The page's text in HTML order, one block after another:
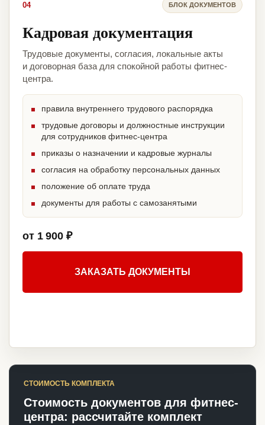
04 БЛОК ДОКУМЕНТОВ
Кадровая документация
Трудовые документы, согласия, локальные акты
и договорная база для спокойной работы фитнес-
центра.
правила внутреннего трудового распорядка
трудовые договоры и должностные инструкции
для сотрудников фитнес-центра
приказы о назначении и кадровые журналы
согласия на обработку персональных данных
положение об оплате труда
документы для работы с самозанятыми
от 1 900 ₽
ЗАКАЗАТЬ ДОКУМЕНТЫ
СТОИМОСТЬ КОМПЛЕКТА
Стоимость документов для фитнес-
центра: рассчитайте комплект